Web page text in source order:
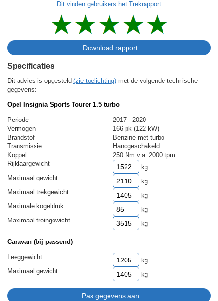
Dit vinden gebruikers het Trekrapport
Specificaties
Dit advies is opgesteld (zie toelichting) met de volgende technische
gegevens:
Opel Insignia Sports Tourer 1.5 turbo
Periode
2017 - 2020
Vermogen
166 pk (122 kW)
Brandstof
Benzine met turbo
Transmissie
Handgeschakeld
Koppel
250 Nm v.a. 2000 tpm
Rijklaargewicht
kg
Maximaal gewicht
kg
Maximaal trekgewicht
kg
Maximale kogeldruk
kg
Maximaal treingewicht
kg
Caravan (bij passend)
Leeggewicht
kg
Maximaal gewicht
kg